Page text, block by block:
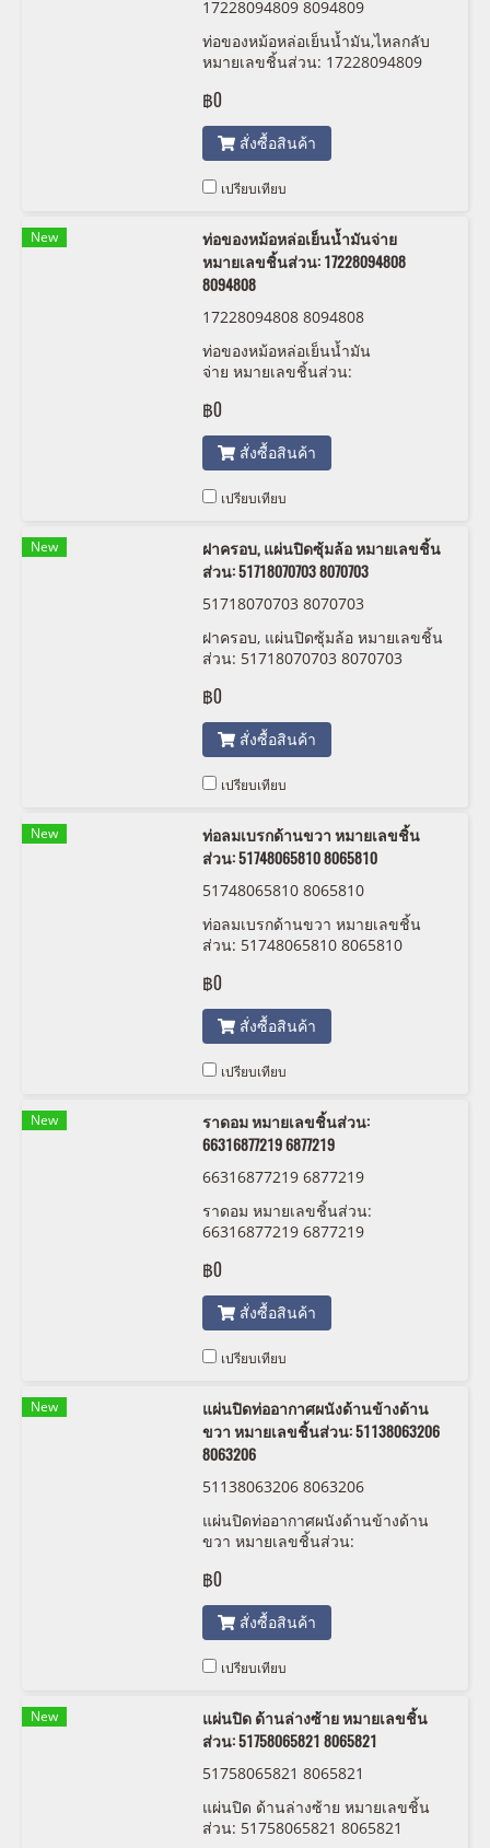
17228094809 8094809
ท่อของหม้อหล่อเย็นน้ำมัน,ไหลกลับ
หมายเลขชิ้นส่วน: 17228094809
฿0
สั่งซื้อสินค้า
เปรียบเทียบ
New
ท่อของหม้อหล่อเย็นน้ำมันจ่าย
หมายเลขชิ้นส่วน: 17228094808
8094808
17228094808 8094808
ท่อของหม้อหล่อเย็นน้ำมัน
จ่าย หมายเลขชิ้นส่วน:
฿0
สั่งซื้อสินค้า
เปรียบเทียบ
New
ฝาครอบ, แผ่นปิดซุ้มล้อ หมายเลขชิ้น
ส่วน: 51718070703 8070703
51718070703 8070703
ฝาครอบ, แผ่นปิดซุ้มล้อ หมายเลขชิ้น
ส่วน: 51718070703 8070703
฿0
สั่งซื้อสินค้า
เปรียบเทียบ
New
ท่อลมเบรกด้านขวา หมายเลขชิ้น
ส่วน: 51748065810 8065810
51748065810 8065810
ท่อลมเบรกด้านขวา หมายเลขชิ้น
ส่วน: 51748065810 8065810
฿0
สั่งซื้อสินค้า
เปรียบเทียบ
New
ราดอม หมายเลขชิ้นส่วน:
66316877219 6877219
66316877219 6877219
ราดอม หมายเลขชิ้นส่วน:
66316877219 6877219
฿0
สั่งซื้อสินค้า
เปรียบเทียบ
New
แผ่นปิดท่ออากาศผนังด้านข้างด้าน
ขวา หมายเลขชิ้นส่วน: 51138063206
8063206
51138063206 8063206
แผ่นปิดท่ออากาศผนังด้านข้างด้าน
ขวา หมายเลขชิ้นส่วน:
฿0
สั่งซื้อสินค้า
เปรียบเทียบ
New
แผ่นปิด ด้านล่างซ้าย หมายเลขชิ้น
ส่วน: 51758065821 8065821
51758065821 8065821
แผ่นปิด ด้านล่างซ้าย หมายเลขชิ้น
ส่วน: 51758065821 8065821